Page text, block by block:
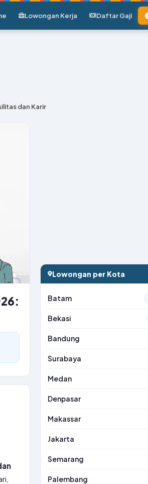
Lowongan Kerja Daftar Gaji
dan Karir
Lowongan per Kota
Batam
Bekasi
Bandung
Surabaya
Medan
Denpasar
Makassar
Jakarta
Semarang
Palembang